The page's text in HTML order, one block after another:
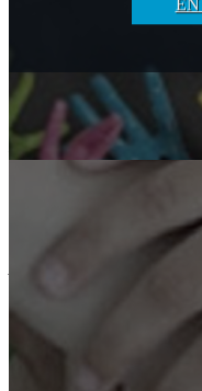
Le Pacte Civique, c'est une
volonté et une démarche